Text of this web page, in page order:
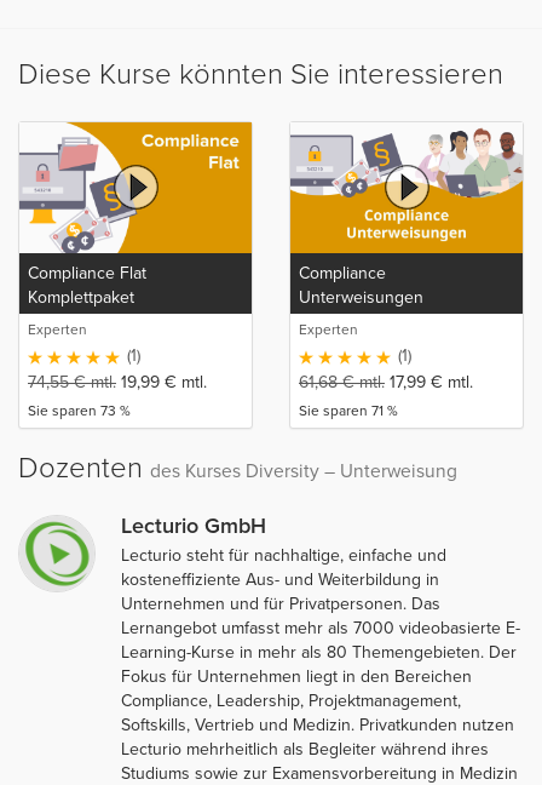
Diese Kurse könnten Sie interessieren
Compliance Flat
Komplettpaket
Experten
(1)
74,55€mtl. 19,99 € mtl.
Sie sparen 73 %
Compliance
Unterweisungen
Experten
(1)
61,68€mtl. 17,99 € mtl.
Sie sparen 71 %
Dozenten des Kurses Diversity – Unterweisung
Lecturio GmbH
Lecturio steht für nachhaltige, einfache und
kosteneffiziente Aus- und Weiterbildung in
Unternehmen und für Privatpersonen. Das
Lernangebot umfasst mehr als 7000 videobasierte E-
Learning-Kurse in mehr als 80 Themengebieten. Der
Fokus für Unternehmen liegt in den Bereichen
Compliance, Leadership, Projektmanagement,
Softskills, Vertrieb und Medizin. Privatkunden nutzen
Lecturio mehrheitlich als Begleiter während ihres
Studiums sowie zur Examensvorbereitung in Medizin